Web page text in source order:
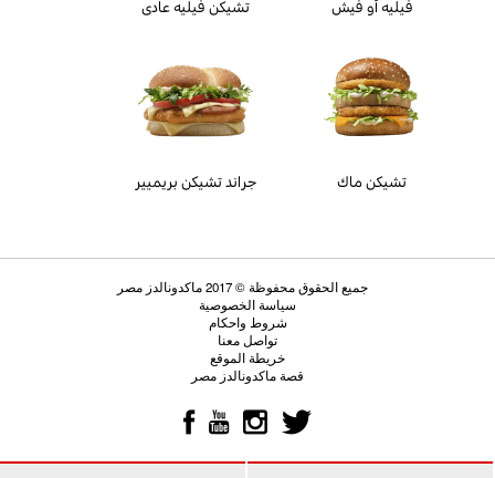
فيليه أو فيش تشيكن فيليه عادى
تشيكن ماك جراند تشيكن بريميير
سياسة الخصوصية
شروط واحكام
تواصل معنا
خريطة الموقع
قصة ماكدونالدز مصر